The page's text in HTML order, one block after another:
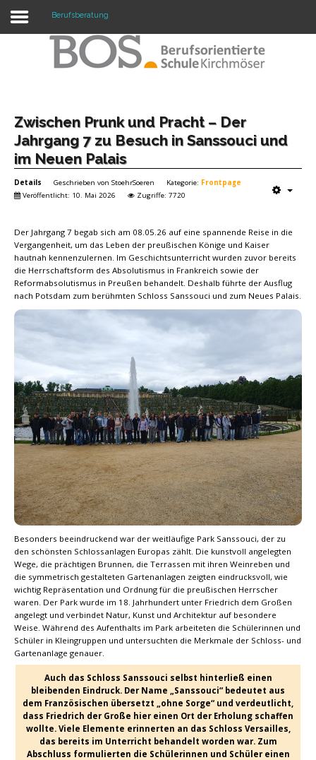
Warning: "continue" targeting switch is equivalent
Home
Profil
Termine
Mitwirkung
Kontakt
Berufsberatung
Zwischen Prunk und Pracht – Der
Jahrgang 7 zu Besuch in Sanssouci und
im Neuen Palais
Details Geschrieben von StoehrSoeren Kategorie: Frontpage
Veröffentlicht: 10. Mai 2026
Zugriffe: 7720
Der Jahrgang 7 begab sich am 08.05.26 auf eine spannende Reise in die
Vergangenheit, um das Leben der preußischen Könige und Kaiser
hautnah kennenzulernen. Im Geschichtsunterricht wurden zuvor bereits
die Herrschaftsform des Absolutismus in Frankreich sowie der
Reformabsolutismus in Preußen behandelt. Deshalb führte der Ausflug
nach Potsdam zum berühmten Schloss Sanssouci und zum Neues Palais.
Besonders beeindruckend war der weitläufige Park Sanssouci, der zu
den schönsten Schlossanlagen Europas zählt. Die kunstvoll angelegten
Wege, die prächtigen Brunnen, die Terrassen mit ihren Weinreben und
die symmetrisch gestalteten Gartenanlagen zeigten eindrucksvoll, wie
wichtig Repräsentation und Ordnung für die preußischen Herrscher
waren. Der Park wurde im 18. Jahrhundert unter Friedrich dem Großen
angelegt und verbindet Natur, Kunst und Architektur auf besondere
Weise. Während des Aufenthalts im Park arbeiteten die Schülerinnen und
Schüler in Kleingruppen und untersuchten die Merkmale der Schloss- und
Gartenanlage genauer.
Auch das Schloss Sanssouci selbst hinterließ einen
bleibenden Eindruck. Der Name „Sanssouci“ bedeutet aus
dem Französischen übersetzt „ohne Sorge“ und verdeutlicht,
dass Friedrich der Große hier einen Ort der Erholung schaffen
wollte. Viele Elemente erinnerten an das Schloss Versailles,
das bereits im Unterricht behandelt worden war. Zum
Abschluss formulierten die Schülerinnen und Schüler einen